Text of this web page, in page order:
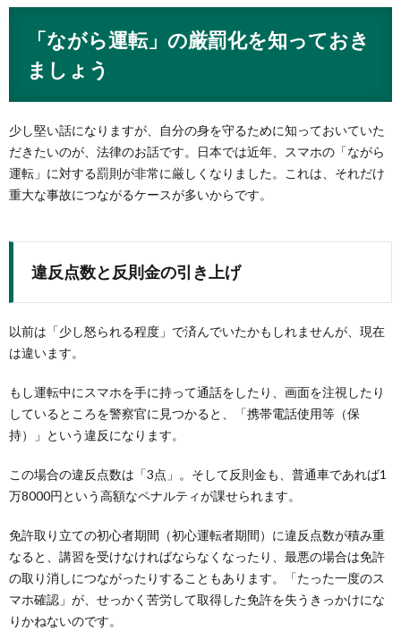
「ながら運転」の厳罰化を知っておき
ましょう
少し堅い話になりますが、自分の身を守るために知っておいていた
だきたいのが、法律のお話です。日本では近年、スマホの「ながら
運転」に対する罰則が非常に厳しくなりました。これは、それだけ
重大な事故につながるケースが多いからです。
違反点数と反則金の引き上げ
以前は「少し怒られる程度」で済んでいたかもしれませんが、現在
は違います。
もし運転中にスマホを手に持って通話をしたり、画面を注視したり
しているところを警察官に見つかると、「携帯電話使用等（保
持）」という違反になります。
この場合の違反点数は「3点」。そして反則金も、普通車であれば1
万8000円という高額なペナルティが課せられます。
免許取り立ての初心者期間（初心運転者期間）に違反点数が積み重
なると、講習を受けなければならなくなったり、最悪の場合は免許
の取り消しにつながったりすることもあります。「たった一度のス
マホ確認」が、せっかく苦労して取得した免許を失うきっかけにな
りかねないのです。